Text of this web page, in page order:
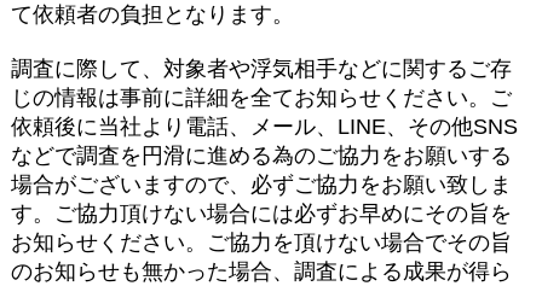
て依頼者の負担となります。
調査に際して、対象者や浮気相手などに関するご存
じの情報は事前に詳細を全てお知らせください。ご
依頼後に当社より電話、メール、LINE、その他SNS
などで調査を円滑に進める為のご協力をお願いする
場合がございますので、必ずご協力をお願い致しま
す。ご協力頂けない場合には必ずお早めにその旨を
お知らせください。ご協力を頂けない場合でその旨
のお知らせも無かった場合、調査による成果が得ら